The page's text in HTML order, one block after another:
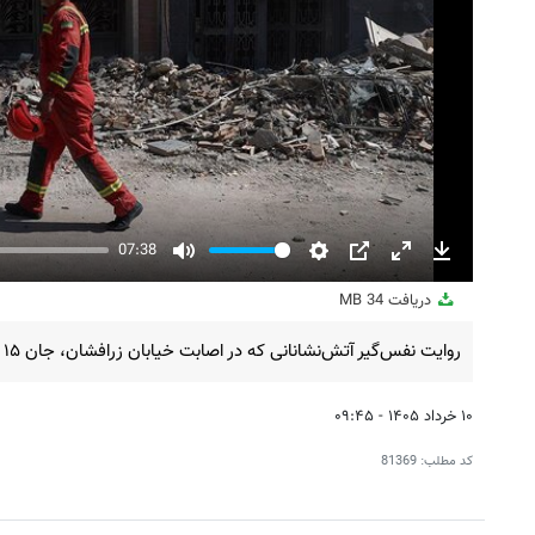
07:38
Mute
Settings
PIP
fullscreen
دریافت 34 MB
روایت نفس‌گیر آتش‌نشانانی که در اصابت خیابان زرافشان، جان ۱۵ هم‌وطن را از زیر آوار نجات دادند.
۱۰ خرداد ۱۴۰۵ - ۰۹:۴۵
کد مطلب: 81369